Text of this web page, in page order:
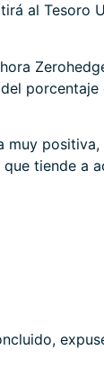
al Tesoro
muy
tiende a